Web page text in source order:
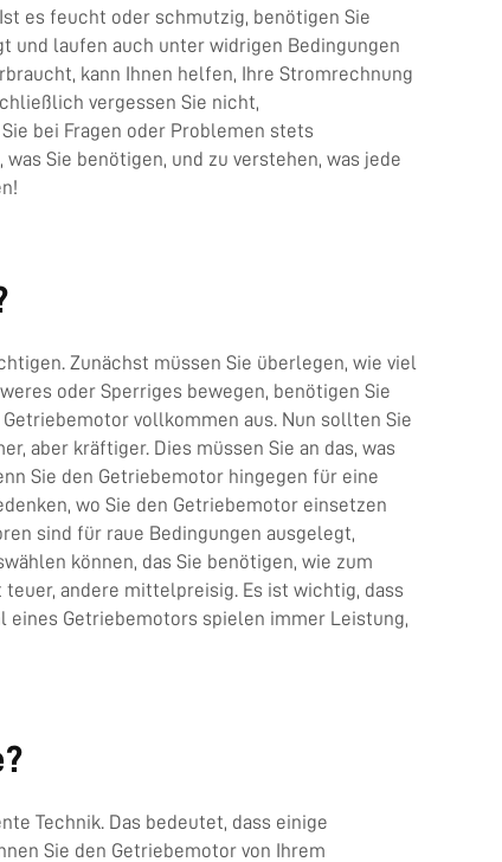
es feucht oder schmutzig, benötigen Sie
und laufen auch unter widrigen Bedingungen
kann Ihnen helfen, Ihre Stromrechnung
vergessen Sie nicht,
bei Fragen oder Problemen stets
Sie benötigen, und zu verstehen, was jede
Zunächst müssen Sie überlegen, wie viel
oder Sperriges bewegen, benötigen Sie
vollkommen aus. Nun sollten Sie
aber kräftiger. Dies müssen Sie an das, was
Sie den Getriebemotor hingegen für eine
wo Sie den Getriebemotor einsetzen
sind für raue Bedingungen ausgelegt,
können, das Sie benötigen, wie zum
andere mittelpreisig. Es ist wichtig, dass
eines Getriebemotors spielen immer Leistung,
Technik. Das bedeutet, dass einige
Sie den Getriebemotor von Ihrem